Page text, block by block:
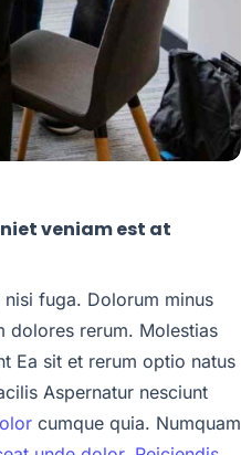
veniam est at
fuga. Dolorum minus
dolores rerum. Molestias
Ea sit et rerum optio natus
Aspernatur nesciunt
cumque quia. Numquam